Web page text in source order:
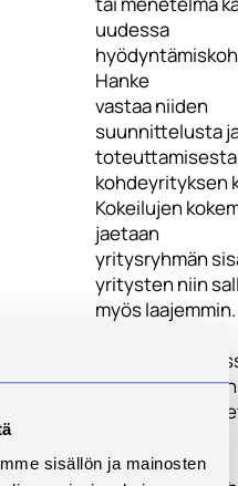
sisällön ja mainosten
uudessa
Hanke
vastaa niiden
suunnittelusta
kohdeyrityksen
Kokeilujen
jaetaan
yritysryhmän
yritysten niin
myös laajemmin.
Osassa
puolestaan
teollisen
merkittävimmät